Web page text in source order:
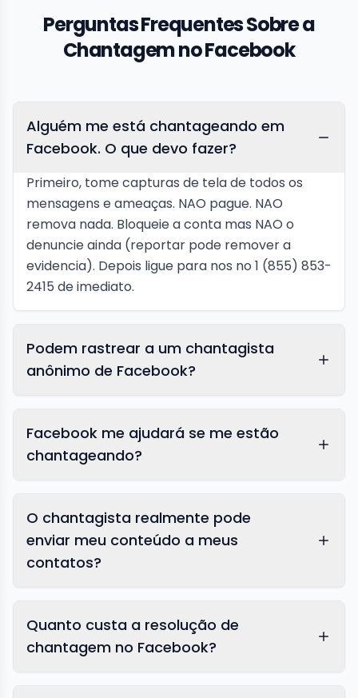
Perguntas Frequentes Sobre a
Chantagem no Facebook
Alguém me está chantageando em
Facebook. O que devo fazer?
Primeiro, tome capturas de tela de todos os
mensagens e ameaças. NAO pague. NAO
remova nada. Bloqueie a conta mas NAO o
denuncie ainda (reportar pode remover a
evidencia). Depois ligue para nos no 1 (855) 853-
2415 de imediato.
Podem rastrear a um chantagista
anônimo de Facebook?
Facebook me ajudará se me estão
chantageando?
O chantagista realmente pode
enviar meu conteúdo a meus
contatos?
Quanto custa a resolução de
chantagem no Facebook?